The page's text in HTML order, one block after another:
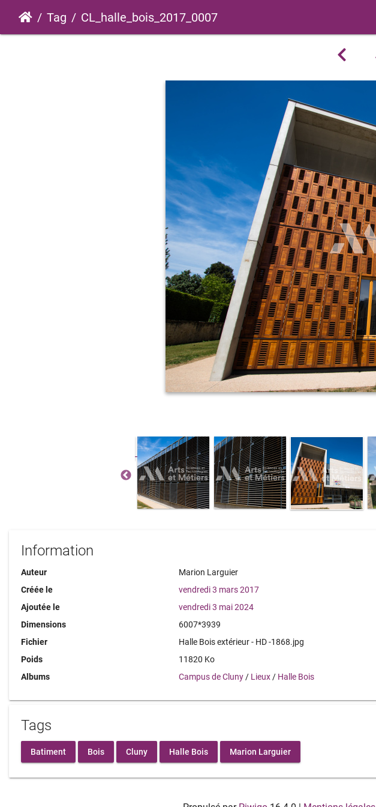
Tag CL_halle_bois_2017_0007
Information
Auteur
Marion Larguier
Créée le
vendredi 3 mars 2017
Ajoutée le
vendredi 3 mai 2024
Dimensions
6007*3939
Fichier
Halle Bois extérieur - HD -1868.jpg
Poids
11820 Ko
Albums
Campus de Cluny / Lieux / Halle Bois
Tags
Batiment Bois Cluny Halle Bois Marion Larguier